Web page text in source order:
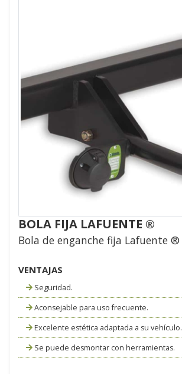
BOLA FIJA LAFUENTE ®
Bola de enganche fija Lafuente ®
VENTAJAS
Seguridad.
Aconsejable para uso frecuente.
Excelente estética adaptada a su vehículo.
Se puede desmontar con herramientas.